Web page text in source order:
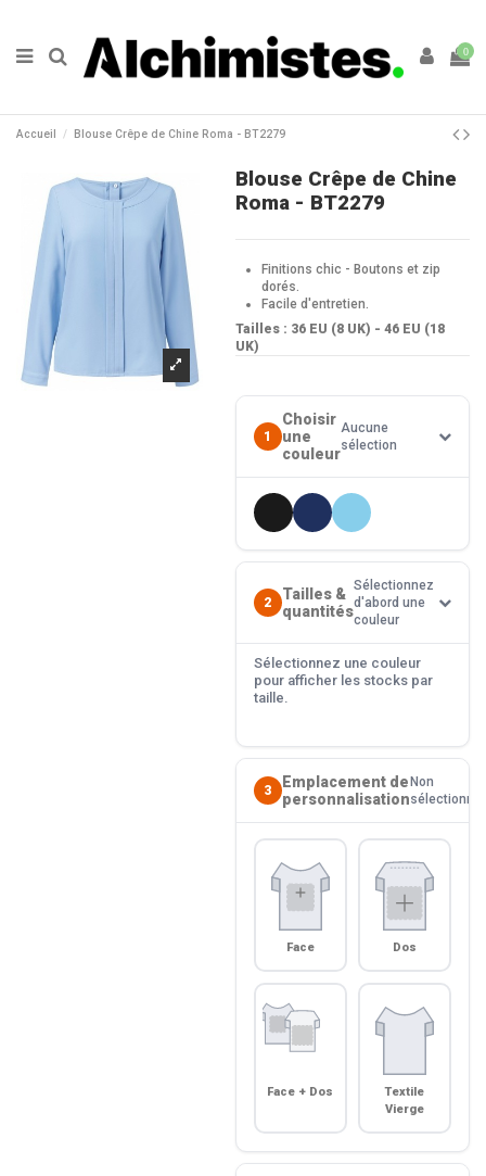
0
Accueil Blouse Crêpe de Chine Roma - BT2279
Blouse Crêpe de Chine
Roma - BT2279
Finitions chic - Boutons et zip
dorés.
Facile d'entretien.
Tailles : 36 EU (8 UK) - 46 EU (18
UK)
1
Choisir
une
couleur
Aucune
sélection
2
Tailles &
quantités
Sélectionnez
d'abord une
couleur
Sélectionnez une couleur
pour afficher les stocks par
taille.
3
Emplacement de
personnalisation
Non
sélectionné
Face Dos
Face + Dos
Textile
Vierge